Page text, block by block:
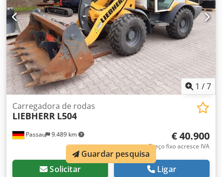
1 /7
Passau 9.489 km
Carregadora de rodas
LIEBHERR L504
€ 40.900
Preço fixo acresce IVA
Solicitar Ligar
Guardar pesquisa